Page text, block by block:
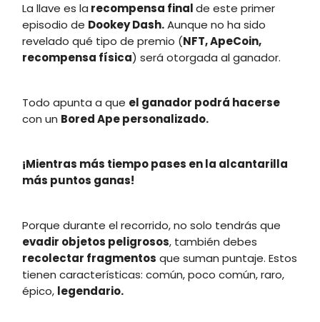
La llave es la recompensa finalde este primer
episodio de Dookey Dash.Aunque no ha sido
revelado qué tipo de premio (NFT, ApeCoin,
recompensa física) será otorgada al ganador.
Todo apunta a que el ganador podrá hacerse
con un Bored Ape personalizado.
¡Mientras más tiempo pases en la alcantarilla
más puntos ganas!
Porque durante el recorrido, no solo tendrás que
evadir objetos peligrosos, también debes
recolectar fragmentos que suman puntaje. Estos
tienen características: común, poco común, raro,
épico, legendario.